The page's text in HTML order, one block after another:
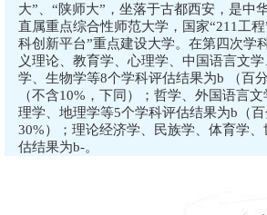
大”、“陕师大”，坐落于古都西安，是中
直属重点综合性师范大学，国家“211工
科创新平台”重点建设大学。在第四次学
义理论、教育学、心理学、中国语言文
学、生物学等8个学科评估结果为b （百
（不含10%，下同）；哲学、外国语言
理学、地理学等5个学科评估结果为b（百
30%）；理论经济学、民族学、体育学
估结果为b-。